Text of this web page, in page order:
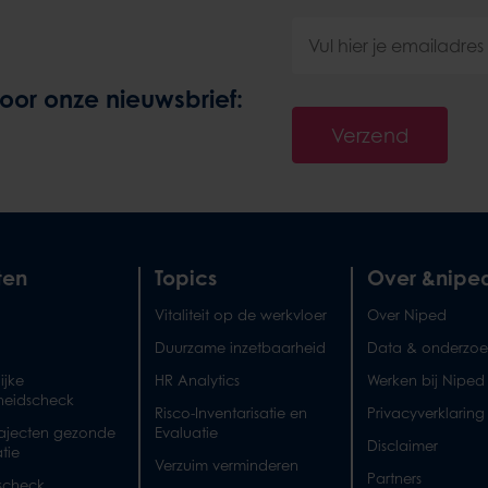
onze nieuwsbrief:
Verzend
gezonde
Topics
Vitaliteit op de werkvloer
Duurzame inzetbaarheid
HR Analytics
Risco-Inventarisatie en
Evaluatie
Verzuim verminderen
Over
Over Niped
Data &
Werken bij Niped
Privacyverklaring
Disclaimer
Partners